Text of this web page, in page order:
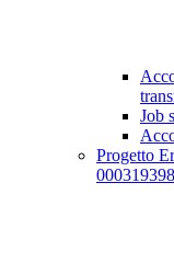
Job
Progetto
000319398